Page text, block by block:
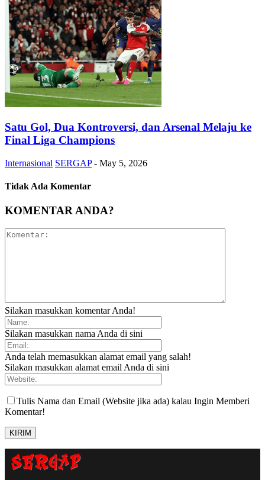
Satu Gol, Dua Kontroversi, dan Arsenal Melaju ke
Final Liga Champions
Internasional SERGAP - May 5, 2026
Tidak Ada Komentar
KOMENTAR ANDA?
Silakan masukkan komentar Anda!
Silakan masukkan nama Anda di sini
Anda telah memasukkan alamat email yang salah!
Silakan masukkan alamat email Anda di sini
Tulis Nama dan Email (Website jika ada) kalau Ingin Memberi
Komentar!